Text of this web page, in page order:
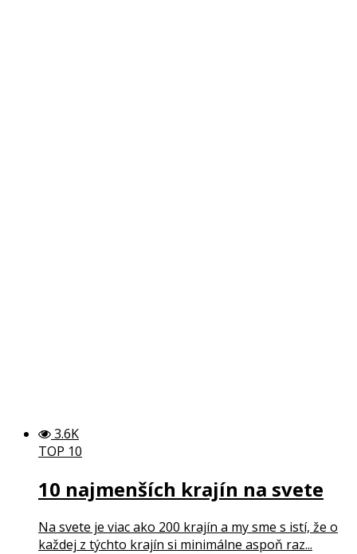
3.6K
TOP 10
10 najmenších krajín na svete
Na svete je viac ako 200 krajín a my sme s istí, že o
každej z týchto krajín si minimálne aspoň raz...